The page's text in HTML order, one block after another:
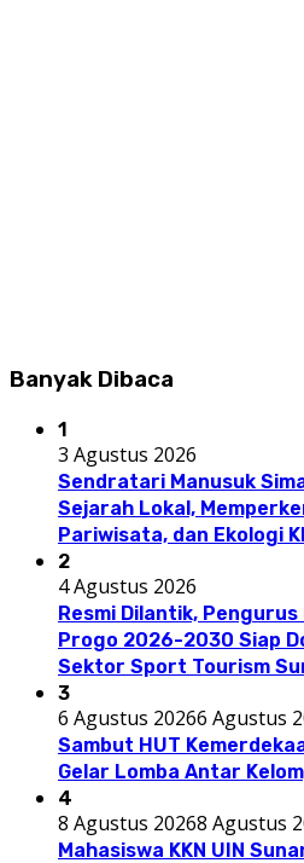
Banyak Dibaca
1
3 Agustus 2026
Sendratari Manusuk
Sejarah Lokal,
Pariwisata, dan Ekologi
2
4 Agustus 2026
Resmi Dilantik, Pengurus
Progo 2026-2030 Siap
Sektor Sport Tourism
3
6 Agustus 20266 Agustus
Sambut HUT
Gelar Lomba Antar
4
8 Agustus 20268 Agustus
Mahasiswa KKN UIN